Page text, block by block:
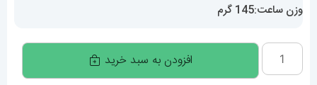
وزن ساعت:145 گرم
ساعت
واشرون
افزودن به سبد خرید